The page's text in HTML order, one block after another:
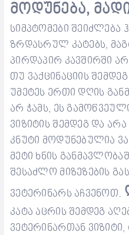
მოდუნება,
სიმპტომები შეიძლება
ზრდასრულ კატებს,
პირდაპირ კავშირში
თუ ვაქცინაციის შემდეგ
უმეტეს ერთი დღის
არ ჭამს, ეს
ვიზიტის შემდეგ და არა
კნუტი მოდუნებულია
მეტი ხნის
შესაძლო მიზეზების
ვეტერინარს აჩვენოთ.
კატა აცრის შემდეგ ა
ვეტერინართან